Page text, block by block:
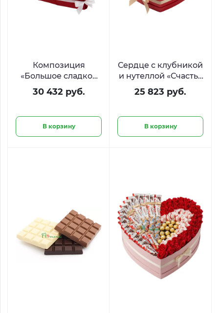
Композиция
«Большое сладкое
сердце» из Raffaello
и Ferrero
30 432 руб.
В корзину
Сердце с клубникой
и нутеллой «Счастья
много не бывает»
25 823 руб.
В корзину